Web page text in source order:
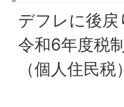
デフレに後
令和6年度税
（個人住民